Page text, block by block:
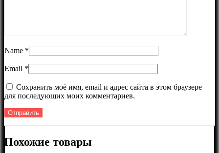
Name *
Email *
Сохранить моё имя, email и адрес сайта в этом браузере
для последующих моих комментариев.
Похожие товары